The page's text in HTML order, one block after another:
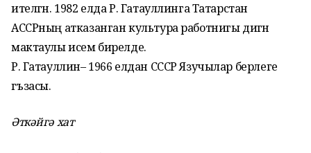
ителгән. 1982 елда Р. Гатауллинга Татарстан
АССРның атказанган культура работнигы дигән
мактаулы исем бирелде.
Р. Гатауллин– 1966 елдан СССР Язучылар берлеге
әгъзасы.
Әткәйгә хат